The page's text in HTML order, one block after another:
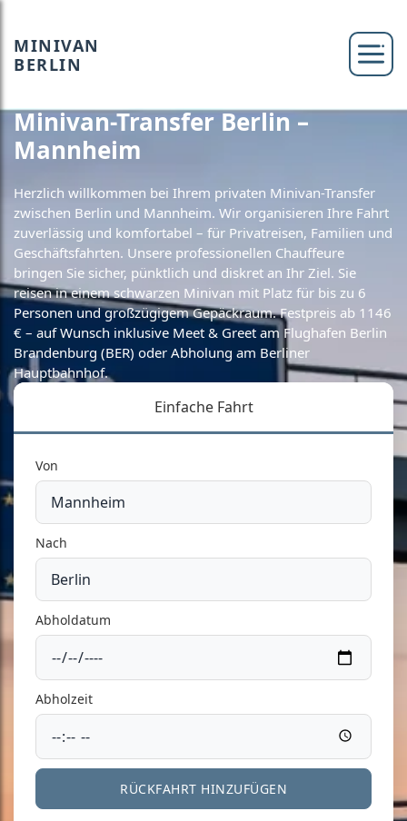
MINIVAN
BERLIN
Minivan-Transfer Berlin –
Mannheim
Herzlich willkommen bei Ihrem privaten Minivan-Transfer
zwischen Berlin und Mannheim. Wir organisieren Ihre Fahrt
zuverlässig und komfortabel – für Privatreisen, Familien und
Geschäftsfahrten. Unsere professionellen Chauffeure
bringen Sie sicher, pünktlich und diskret an Ihr Ziel. Sie
reisen in einem schwarzen Minivan mit Platz für bis zu 6
Personen und großzügigem Gepäckraum. Festpreis ab 1146
€ – auf Wunsch inklusive Meet & Greet am Flughafen Berlin
Brandenburg (BER) oder Abholung am Berliner
Hauptbahnhof.
Einfache Fahrt
Von
Nach
Abholdatum
Abholzeit
RÜCKFAHRT HINZUFÜGEN